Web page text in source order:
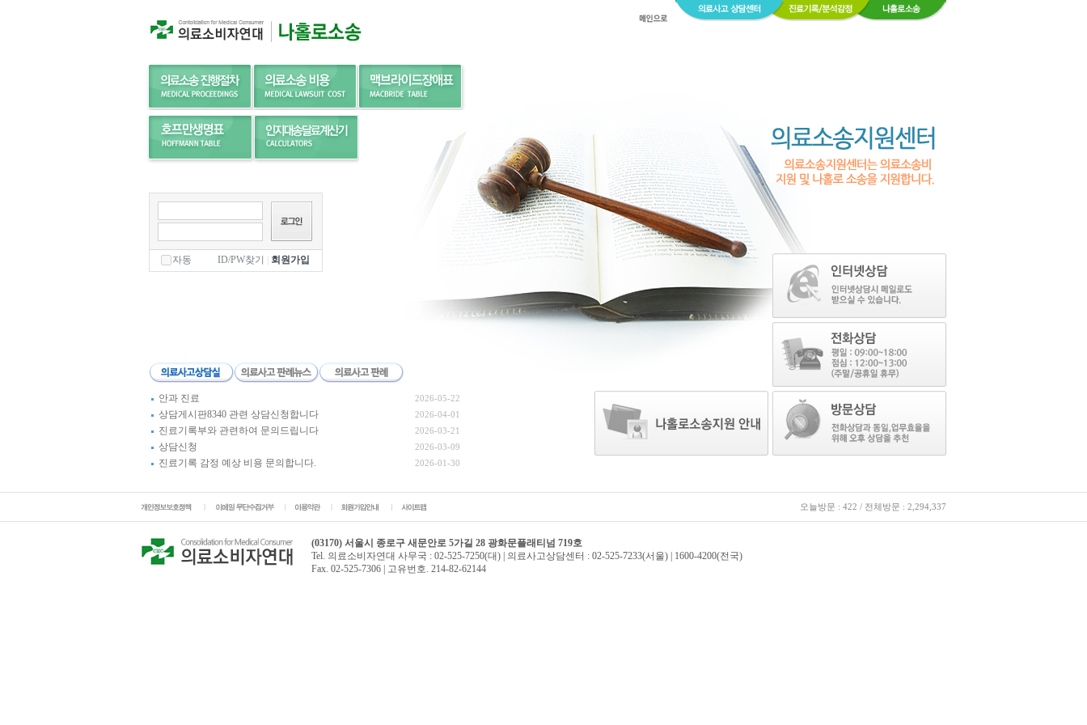
자동 ID/PW찾기 회원가입
안과 진료 2026-05-22
상담게시판8340 관련 상담신청합니다 2026-04-01
진료기록부와 관련하여 문의드립니다 2026-03-21
상담신청 2026-03-09
진료기록 감정 예상 비용 문의합니다. 2026-01-30
오늘방문 : 422 / 전체방문 : 2,294,337
(03170) 서울시 종로구 새문안로 5가길 28 광화문플래티넘 719호
Tel. 의료소비자연대 사무국 : 02-525-7250(대) | 의료사고상담센터 : 02-525-7233(서울) | 1600-4200(전국)
Fax. 02-525-7306 | 고유번호. 214-82-62144